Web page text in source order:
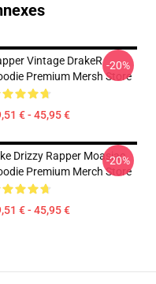
Vintage DrakeR
Premium Mersh Store
€ - 45,95 €
-20%
Drizzy Rapper Moasiac
Premium Merch Store
€ - 45,95 €
-20%